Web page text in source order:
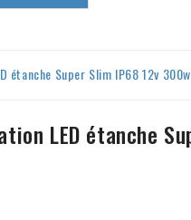
étanche Super Slim IP68 12v 300w
LED étanche